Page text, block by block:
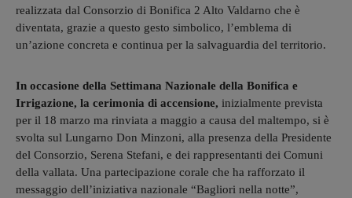
realizzata dal Consorzio di Bonifica 2 Alto Valdarno che è
diventata, grazie a questo gesto simbolico, l’emblema di
un’azione concreta e continua per la salvaguardia del territorio.
In occasione della Settimana Nazionale della Bonifica e
Irrigazione, la cerimonia di accensione, inizialmente prevista
per il 18 marzo ma rinviata a maggio a causa del maltempo, si è
svolta sul Lungarno Don Minzoni, alla presenza della Presidente
del Consorzio, Serena Stefani, e dei rappresentanti dei Comuni
della vallata. Una partecipazione corale che ha rafforzato il
messaggio dell’iniziativa nazionale “Bagliori nella notte”,